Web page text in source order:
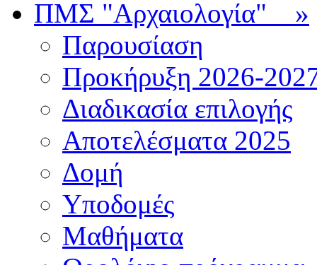
ΠΜΣ "Αρχαιολογία" »
Παρουσίαση
Προκήρυξη 2026-
Διαδικασία επιλογής
Αποτελέσματα 2025
Δομή
Υποδομές
Μαθήματα